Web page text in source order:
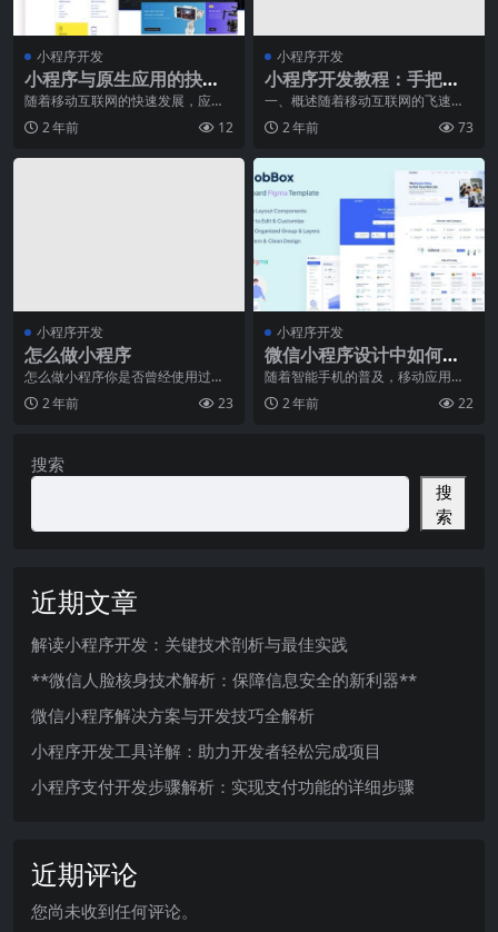
小程序开发
小程序与原生应用的抉
择：分析利弊助您决策
随着移动互联网的快速发展，应用
开发的方式也日趋多样化。其中，
小程序和原生应用是两
2 年前 12
小程序开发
小程序开发教程：手把手
教您打造优质应用
一、概述随着移动互联网的飞速发
展，小程序作为一种轻量级的应用
程序，逐渐成为企业、
2 年前 73
小程序开发
怎么做小程序
怎么做小程序你是否曾经使用过微
信上的小程序？它们是一种轻量级
的应用程序，可以在微
2 年前 23
小程序开发
微信小程序设计中如何合
理利用组件
随着智能手机的普及，移动应用程
序的需求也越来越大。微信小程序
作为一种轻量级的应用
2 年前 22
搜索
搜
索
近期文章
解读小程序开发：关键技术剖析与最佳实践
**微信人脸核身技术解析：保障信息安全的新利器**
微信小程序解决方案与开发技巧全解析
小程序开发工具详解：助力开发者轻松完成项目
小程序支付开发步骤解析：实现支付功能的详细步骤
近期评论
您尚未收到任何评论。